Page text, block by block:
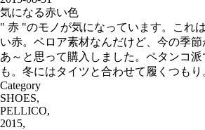
気になる赤い色
" 赤 "のモノが気になっています。これ
い赤。ベロア素材なんだけど、今の季
あ～と思って購入しました。ペタンコ
も。冬にはタイツと合わせて履くつもり
Category
SHOES,
PELLICO,
2015,